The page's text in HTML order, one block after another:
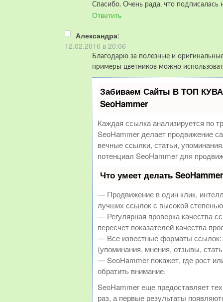
Спасибо. Очень рада, что
Ответить
Александра:
12.02.2016 в 20:06
Благодарю за полезные и
примеры цветников можно
Забиваем Сайты В ТОП
SeoHammer
Каждая ссылка анализируется по
SeoHammer делает продвижение
вечные ссылки, статьи,
потенциал SeoHammer для
Что умеет делать SeoHammer
— Продвижение в один клик,
лучших ссылок с высокой
— Регулярная проверка качества
пересчет показателей качества
— Все известные форматы ссылок:
(упоминания, мнения, отзывы,
— SeoHammer покажет, где рост
обратить внимание.
SeoHammer еще предоставляет
раз, а первые результаты